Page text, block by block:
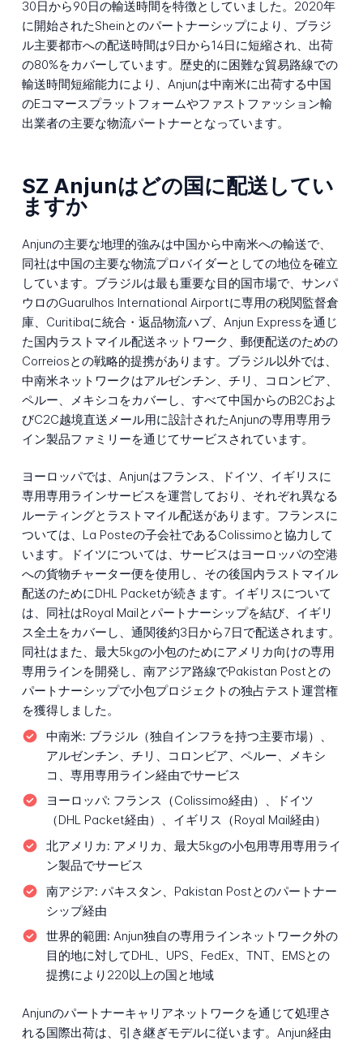
30日から90日の輸送時間を特徴としていました。2020年
に開始されたSheinとのパートナーシップにより、ブラジ
ル主要都市への配送時間は9日から14日に短縮され、出荷
の80%をカバーしています。歴史的に困難な貿易路線での
輸送時間短縮能力により、Anjunは中南米に出荷する中国
のEコマースプラットフォームやファストファッション輸
出業者の主要な物流パートナーとなっています。
SZ Anjunはどの国に配送してい
ますか
Anjunの主要な地理的強みは中国から中南米への輸送で、
同社は中国の主要な物流プロバイダーとしての地位を確立
しています。ブラジルは最も重要な目的国市場で、サンパ
ウロのGuarulhos International Airportに専用の税関監督倉
庫、Curitibaに統合・返品物流ハブ、Anjun Expressを通じ
た国内ラストマイル配送ネットワーク、郵便配送のための
Correiosとの戦略的提携があります。ブラジル以外では、
中南米ネットワークはアルゼンチン、チリ、コロンビア、
ペルー、メキシコをカバーし、すべて中国からのB2Cおよ
びC2C越境直送メール用に設計されたAnjunの専用専用ラ
イン製品ファミリーを通じてサービスされています。
ヨーロッパでは、Anjunはフランス、ドイツ、イギリスに
専用専用ラインサービスを運営しており、それぞれ異なる
ルーティングとラストマイル配送があります。フランスに
ついては、La Posteの子会社であるColissimoと協力して
います。ドイツについては、サービスはヨーロッパの空港
への貨物チャーター便を使用し、その後国内ラストマイル
配送のためにDHL Packetが続きます。イギリスについて
は、同社はRoyal Mailとパートナーシップを結び、イギリ
ス全土をカバーし、通関後約3日から7日で配送されます。
同社はまた、最大5kgの小包のためにアメリカ向けの専用
専用ラインを開発し、南アジア路線でPakistan Postとの
パートナーシップで小包プロジェクトの独占テスト運営権
を獲得しました。
中南米: ブラジル（独自インフラを持つ主要市場）、
アルゼンチン、チリ、コロンビア、ペルー、メキシ
コ、専用専用ライン経由でサービス
ヨーロッパ: フランス（Colissimo経由）、ドイツ
（DHL Packet経由）、イギリス（Royal Mail経由）
北アメリカ: アメリカ、最大5kgの小包用専用専用ライ
ン製品でサービス
南アジア: パキスタン、Pakistan Postとのパートナー
シップ経由
世界的範囲: Anjun独自の専用ラインネットワーク外の
目的地に対してDHL、UPS、FedEx、TNT、EMSとの
提携により220以上の国と地域
Anjunのパートナーキャリアネットワークを通じて処理さ
れる国際出荷は、引き継ぎモデルに従います。Anjun経由